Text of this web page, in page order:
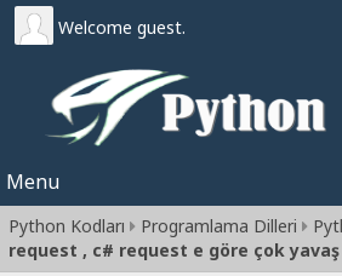
Welcome guest.
Menu
Python Kodları Programlama Dilleri
request , c# request e göre çok